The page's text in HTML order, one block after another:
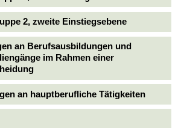
2, zweite Einstiegsebene
an Berufsausbildungen und
im Rahmen einer
an hauptberufliche Tätigkeiten